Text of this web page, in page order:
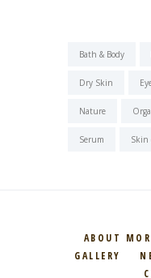
Bath & Body
Dry Skin
Nature
Serum Skin
ABOUT
GALLERY